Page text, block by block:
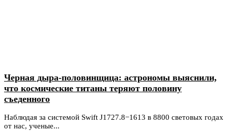
Черная дыра-половинщица: астрономы выяснили,
что космические титаны теряют половину
съеденного
Наблюдая за системой Swift J1727.8−1613 в 8800 световых годах
от нас, ученые...